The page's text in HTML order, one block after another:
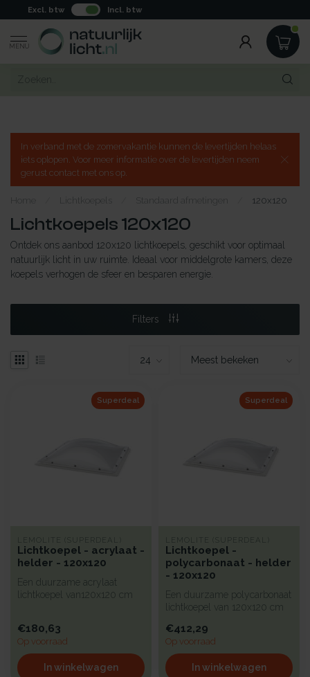
Excl. btw Incl. btw
MENU
In verband met de zomervakantie kunnen de levertijden helaas
iets oplopen. Voor meer informatie over de levertijden neem
gerust contact met ons op.
Home Lichtkoepels Standaard afmetingen 120x120
Lichtkoepels 120x120
Ontdek ons aanbod 120x120 lichtkoepels, geschikt voor optimaal
natuurlijk licht in uw ruimte. Ideaal voor middelgrote kamers, deze
koepels verhogen de sfeer en besparen energie.
Filters
Superdeal
LEMOLITE (SUPERDEAL)
Lichtkoepel - acrylaat -
helder - 120x120
Een duurzame acrylaat
lichtkoepel van120x120 cm
€180,63
Op voorraad
In winkelwagen
Superdeal
LEMOLITE (SUPERDEAL)
Lichtkoepel -
polycarbonaat - helder
- 120x120
Een duurzame polycarbonaat
lichtkoepel van 120x120 cm
€412,29
Op voorraad
In winkelwagen